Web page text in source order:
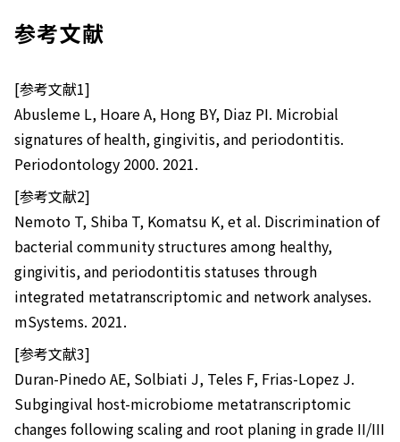
参考文献
[参考文献1]
Abusleme L, Hoare A, Hong BY, Diaz PI. Microbial
signatures of health, gingivitis, and periodontitis.
Periodontology 2000. 2021.
[参考文献2]
Nemoto T, Shiba T, Komatsu K, et al. Discrimination of
bacterial community structures among healthy,
gingivitis, and periodontitis statuses through
integrated metatranscriptomic and network analyses.
mSystems. 2021.
[参考文献3]
Duran-Pinedo AE, Solbiati J, Teles F, Frias-Lopez J.
Subgingival host-microbiome metatranscriptomic
changes following scaling and root planing in grade II/III